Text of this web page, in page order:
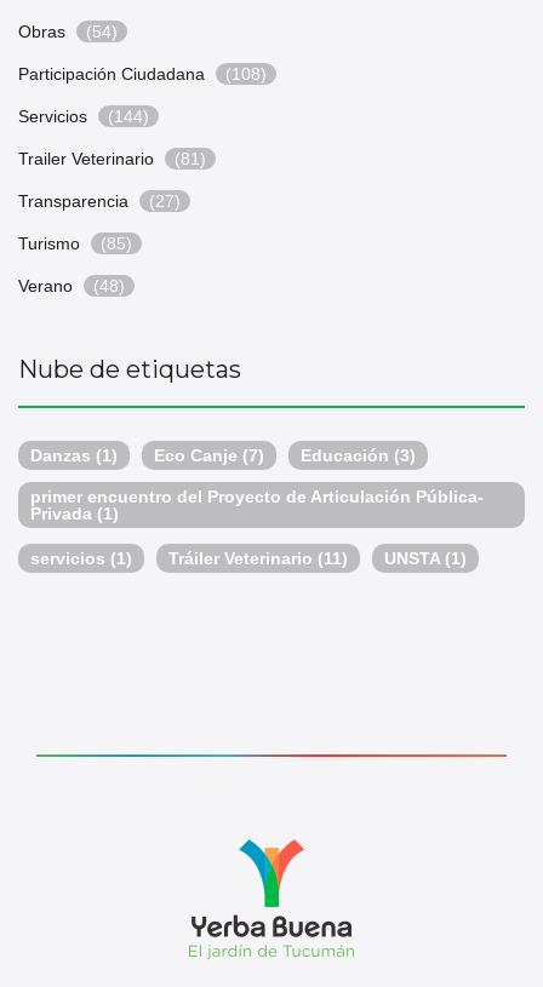
Obras (54)
Participación Ciudadana (108)
Servicios (144)
Trailer Veterinario (81)
Transparencia (27)
Turismo (85)
Verano (48)
Nube de etiquetas
Danzas (1) Eco Canje (7) Educación (3)
primer encuentro del Proyecto de Articulación Pública-
Privada (1)
servicios (1) Tráiler Veterinario (11) UNSTA (1)